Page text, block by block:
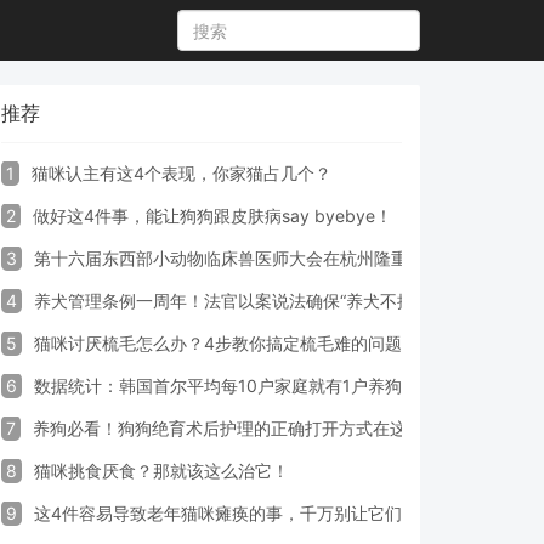
推荐
1 猫咪认主有这4个表现，你家猫占几个？
2 做好这4件事，能让狗狗跟皮肤病say byebye！
3 第十六届东西部小动物临床兽医师大会在杭州隆重开幕
4 养犬管理条例一周年！法官以案说法确保“养犬不掉链”
5 猫咪讨厌梳毛怎么办？4步教你搞定梳毛难的问题！
6 数据统计：韩国首尔平均每10户家庭就有1户养狗
7 养狗必看！狗狗绝育术后护理的正确打开方式在这里
8 猫咪挑食厌食？那就该这么治它！
9 这4件容易导致老年猫咪瘫痪的事，千万别让它们做！